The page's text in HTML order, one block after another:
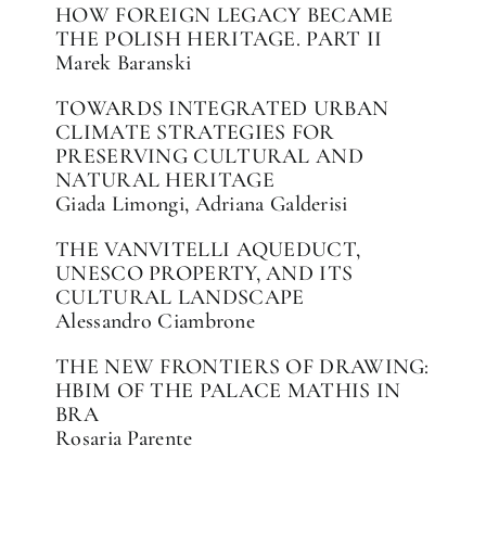
HOW FOREIGN LEGACY BECAME
THE POLISH HERITAGE. PART II
Marek Baranski
TOWARDS INTEGRATED URBAN
CLIMATE STRATEGIES FOR
PRESERVING CULTURAL AND
NATURAL HERITAGE
Giada Limongi, Adriana Galderisi
THE VANVITELLI AQUEDUCT,
UNESCO PROPERTY, AND ITS
CULTURAL LANDSCAPE
Alessandro Ciambrone
THE NEW FRONTIERS OF DRAWING:
HBIM OF THE PALACE MATHIS IN
BRA
Rosaria Parente